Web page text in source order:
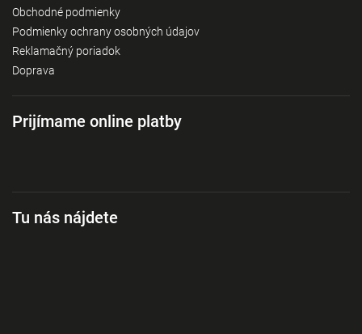
Obchodné podmienky
Podmienky ochrany osobných údajov
Reklamačný poriadok
Doprava
Prijímame online platby
Tu nás nájdete